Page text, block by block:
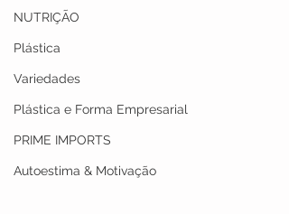
NUTRIÇÃO
Plástica
Variedades
Plástica e Forma Empresarial
PRIME IMPORTS
Autoestima & Motivação